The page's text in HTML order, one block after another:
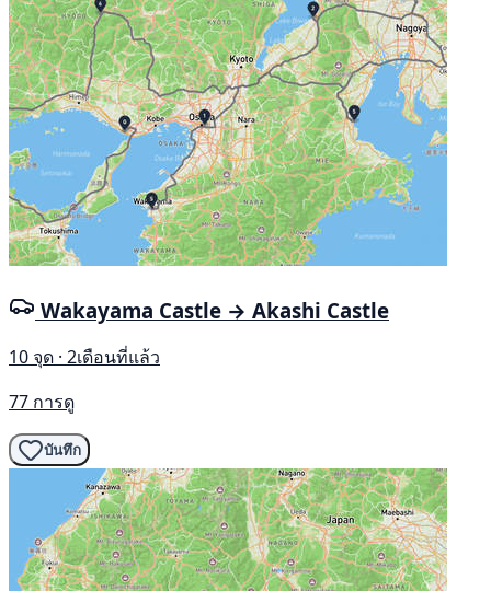
Wakayama Castle → Akashi Castle
10 จุด · 2เดือนที่แล้ว
77 การดู
บันทึก